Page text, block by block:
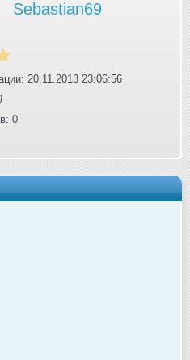
Sebastian69
20.11.2013 23:06:56
0